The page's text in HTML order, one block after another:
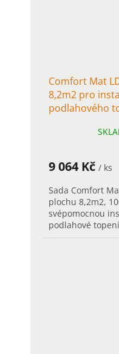
Comfort Mat
8,2m2 pro
podlahového
9 064 Kč / ks
Sada Comfort
plochu 8,2m2,
svépomocnou
podlahové